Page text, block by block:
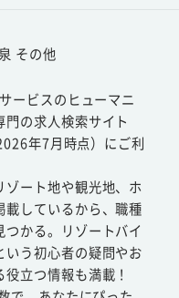
その他
ービスのヒューマニ
の求人検索サイト
年7月時点）にご利
ート地や観光地、ホ
載しているから、職種
かる。リゾートバイ
いう初心者の疑問やお
立つ情報も満載！